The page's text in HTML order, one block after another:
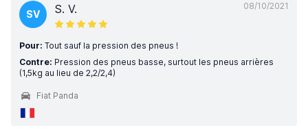
08/10/2021
SV S. V.
Pour: Tout sauf la pression des pneus !
Contre: Pression des pneus basse, surtout les pneus arrières
(1,5kg au lieu de 2,2/2,4)
Fiat Panda